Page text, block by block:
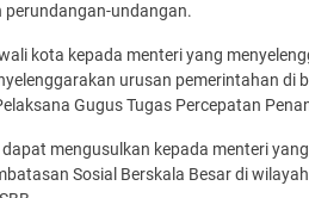
perundangan-undangan.
kota kepada menteri yang
urusan pemerintahan di
Gugus Tugas Percepatan
mengusulkan kepada menteri
Sosial Berskala Besar di